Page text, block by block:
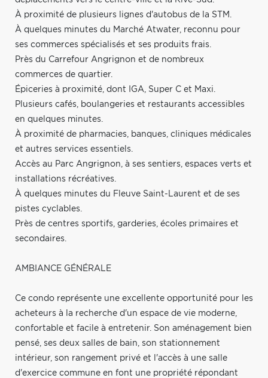
À proximité de plusieurs lignes d'autobus de la STM.
À quelques minutes du Marché Atwater, reconnu pour
ses commerces spécialisés et ses produits frais.
Près du Carrefour Angrignon et de nombreux
commerces de quartier.
Épiceries à proximité, dont IGA, Super C et Maxi.
Plusieurs cafés, boulangeries et restaurants accessibles
en quelques minutes.
À proximité de pharmacies, banques, cliniques médicales
et autres services essentiels.
Accès au Parc Angrignon, à ses sentiers, espaces verts et
installations récréatives.
À quelques minutes du Fleuve Saint-Laurent et de ses
pistes cyclables.
Près de centres sportifs, garderies, écoles primaires et
secondaires.
AMBIANCE GÉNÉRALE
Ce condo représente une excellente opportunité pour les
acheteurs à la recherche d'un espace de vie moderne,
confortable et facile à entretenir. Son aménagement bien
pensé, ses deux salles de bain, son stationnement
intérieur, son rangement privé et l'accès à une salle
d'exercice commune en font une propriété répondant